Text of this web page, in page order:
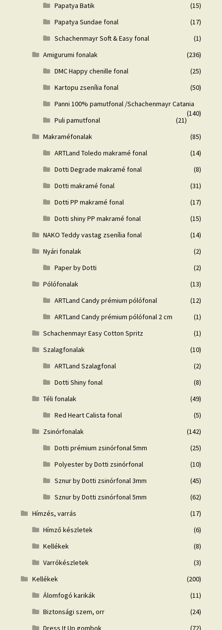
Papatya Batik
(15)
Papatya Sundae fonal
(17)
Schachenmayr Soft & Easy fonal
(1)
Amigurumi fonalak
(236)
DMC Happy chenille fonal
(25)
Kartopu zsenília fonal
(50)
Panni 100% pamutfonal /Schachenmayr Catania
(140)
Puli pamutfonal
(21)
Makraméfonalak
(85)
ARTLand Toledo makramé fonal
(14)
Dotti Degrade makramé fonal
(8)
Dotti makramé fonal
(31)
Dotti PP makramé fonal
(17)
Dotti shiny PP makramé fonal
(15)
NAKO Teddy vastag zsenília fonal
(14)
Nyári fonalak
(2)
Paper by Dotti
(2)
Pólófonalak
(13)
ARTLand Candy prémium pólófonal
(12)
ARTLand Candy prémium pólófonal 2 cm
(1)
Schachenmayr Easy Cotton Spritz
(1)
Szalagfonalak
(10)
ARTLand Szalagfonal
(2)
Dotti Shiny fonal
(8)
Téli fonalak
(49)
Red Heart Calista fonal
(5)
Zsinórfonalak
(142)
Dotti prémium zsinórfonal 5mm
(25)
Polyester by Dotti zsinórfonal
(10)
Sznur by Dotti zsinórfonal 3mm
(45)
Sznur by Dotti zsinórfonal 5mm
(62)
Hímzés, varrás
(17)
Hímző készletek
(6)
Kellékek
(8)
Varrókészletek
(3)
Kellékek
(200)
Álomfogó karikák
(11)
Biztonsági szem, orr
(24)
Dress It Up gombok
(72)